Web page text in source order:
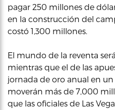
pagar 250 millones de
en la construcción del
costó 1,300 millones.
El mundo de la reventa
mientras que el de las
jornada de oro anual en
moverán más de 7,000
que las oficiales de Las